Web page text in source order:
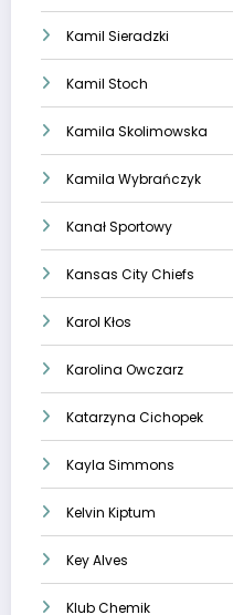
Kamil Sieradzki
Kamil Stoch
Kamila Skolimowska
Kamila Wybrańczyk
Kanał Sportowy
Kansas City Chiefs
Karol Kłos
Karolina Owczarz
Katarzyna Cichopek
Kayla Simmons
Kelvin Kiptum
Key Alves
Klub Chemik